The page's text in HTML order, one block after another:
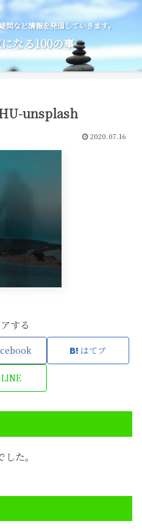
など情報を発信していきます。
なる100の事
unsplash
2020.07.16
する
はてブ
LINE
た。